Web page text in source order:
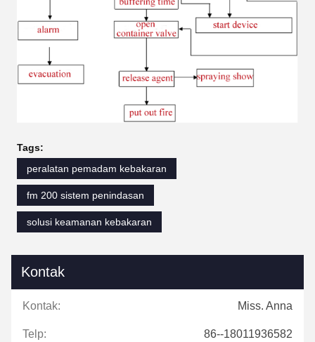
Tags:
peralatan pemadam kebakaran
fm 200 sistem penindasan
solusi keamanan kebakaran
Kontak
Kontak: Miss. Anna
Telp: 86--18011936582